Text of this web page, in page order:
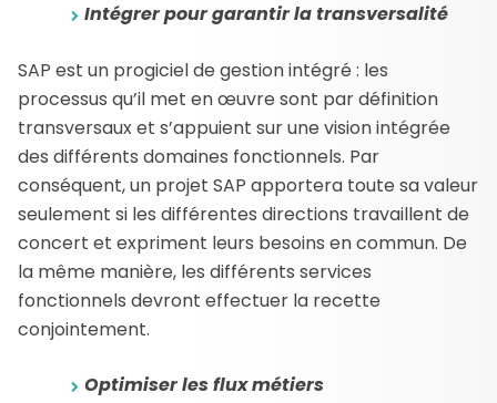
Intégrer pour garantir la transversalité
SAP est un progiciel de gestion intégré : les
processus qu’il met en œuvre sont par définition
transversaux et s’appuient sur une vision intégrée
des différents domaines fonctionnels. Par
conséquent, un projet SAP apportera toute sa valeur
seulement si les différentes directions travaillent de
concert et expriment leurs besoins en commun. De
la même manière, les différents services
fonctionnels devront effectuer la recette
conjointement.
Optimiser les flux métiers